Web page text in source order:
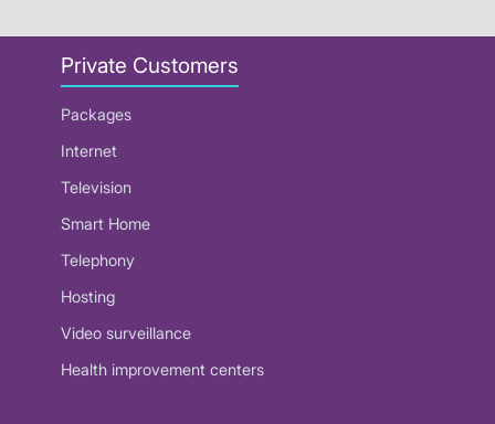
Private Customers
Packages
Internet
Television
Smart Home
Telephony
Hosting
Video surveillance
Health improvement centers